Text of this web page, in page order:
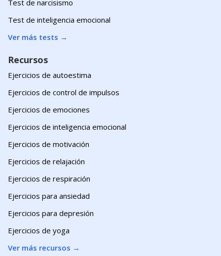
Test de narcisismo
Test de inteligencia emocional
Ver más tests →
Recursos
Ejercicios de autoestima
Ejercicios de control de impulsos
Ejercicios de emociones
Ejercicios de inteligencia emocional
Ejercicios de motivación
Ejercicios de relajación
Ejercicios de respiración
Ejercicios para ansiedad
Ejercicios para depresión
Ejercicios de yoga
Ver más recursos →